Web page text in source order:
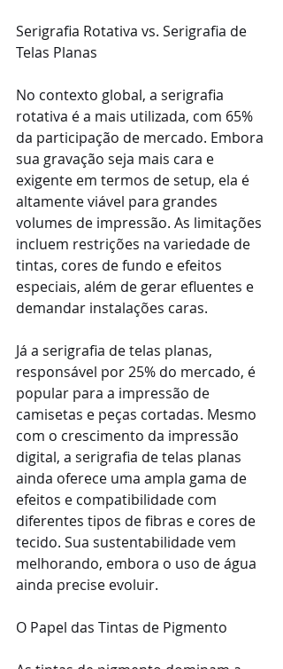
Serigrafia Rotativa vs. Serigrafia de
Telas Planas
No contexto global, a serigrafia
rotativa é a mais utilizada, com 65%
da participação de mercado. Embora
sua gravação seja mais cara e
exigente em termos de setup, ela é
altamente viável para grandes
volumes de impressão. As limitações
incluem restrições na variedade de
tintas, cores de fundo e efeitos
especiais, além de gerar efluentes e
demandar instalações caras.
Já a serigrafia de telas planas,
responsável por 25% do mercado, é
popular para a impressão de
camisetas e peças cortadas. Mesmo
com o crescimento da impressão
digital, a serigrafia de telas planas
ainda oferece uma ampla gama de
efeitos e compatibilidade com
diferentes tipos de fibras e cores de
tecido. Sua sustentabilidade vem
melhorando, embora o uso de água
ainda precise evoluir.
O Papel das Tintas de Pigmento